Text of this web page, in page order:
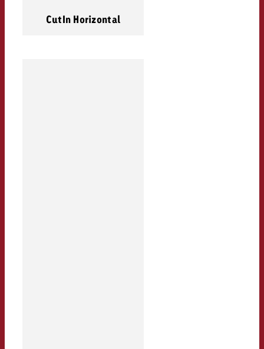
CutIn Horizontal